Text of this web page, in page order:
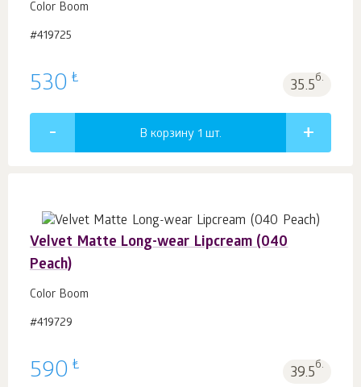
Color Boom
#419725
530 ₺ 35.5б.
В корзину 1 шт.
Velvet Matte Long-wear Lipcream (040
Peach)
Color Boom
#419729
590 ₺ 39.5б.